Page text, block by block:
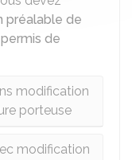
préalable de
permis de
modification
porteuse
modification